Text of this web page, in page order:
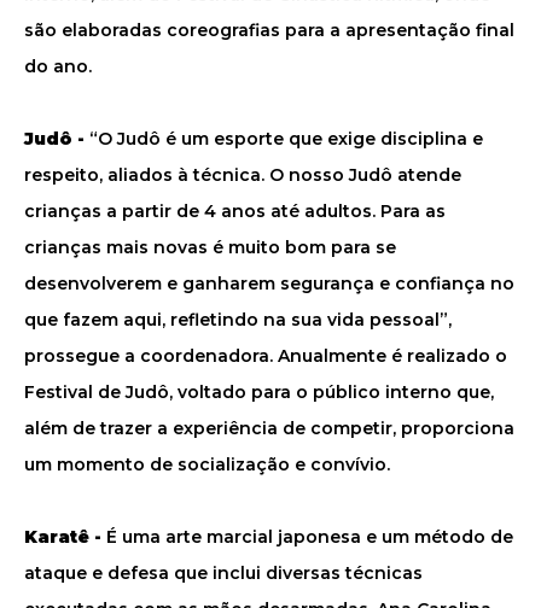
são elaboradas coreografias para a apresentação final
do ano.
Judô - “O Judô é um esporte que exige disciplina e
respeito, aliados à técnica. O nosso Judô atende
crianças a partir de 4 anos até adultos. Para as
crianças mais novas é muito bom para se
desenvolverem e ganharem segurança e confiança no
que fazem aqui, refletindo na sua vida pessoal”,
prossegue a coordenadora. Anualmente é realizado o
Festival de Judô, voltado para o público interno que,
além de trazer a experiência de competir, proporciona
um momento de socialização e convívio.
Karatê - É uma arte marcial japonesa e um método de
ataque e defesa que inclui diversas técnicas